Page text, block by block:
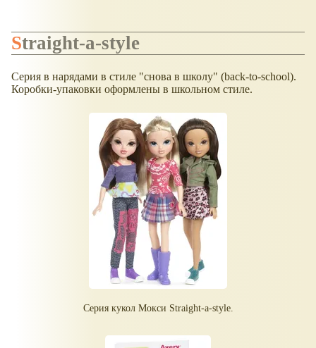
Straight-a-style
Серия в нарядами в стиле "снова в школу" (back-to-school).
Коробки-упаковки оформлены в школьном стиле.
Серия кукол Мокси Straight-a-style.